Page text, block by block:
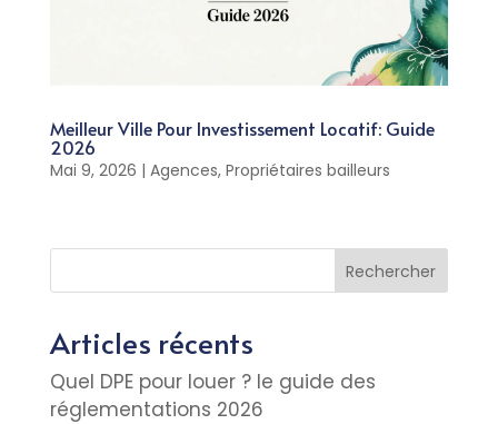
Meilleur Ville Pour Investissement Locatif: Guide
2026
Mai 9, 2026 | Agences, Propriétaires bailleurs
Rechercher
Articles récents
Quel DPE pour louer ? le guide des
réglementations 2026